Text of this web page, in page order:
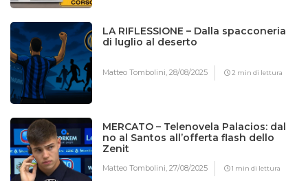
LA RIFLESSIONE – Dalla spacconeria
di luglio al deserto
Matteo Tombolini,28/08/2025 2 min di lettura
MERCATO – Telenovela Palacios: dal
no al Santos all’offerta flash dello
Zenit
Matteo Tombolini,27/08/2025 1 min di lettura